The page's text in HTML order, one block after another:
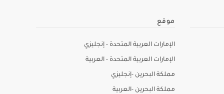
موقع
الإمارات العربية المتحدة - إنجليزي
الإمارات العربية المتحدة - العربية
مملكة البحرين -إنجليزي
مملكة البحرين -العربية